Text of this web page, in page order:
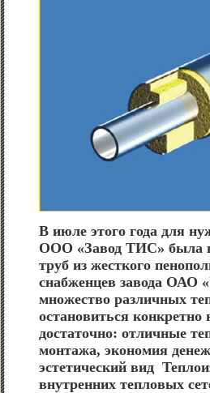
В июле этого года для
ООО «Завод ТИС» была
труб из жесткого
снабженцев завода ОАО
множество различных
остановиться
достаточно: отличные
монтажа, экономия
эстетический вид
внутренних тепловых